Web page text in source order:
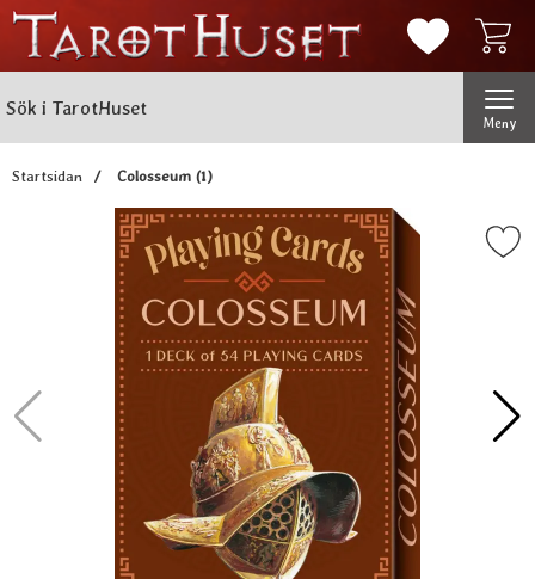
Mina
Meny
Startsidan Colosseum (1)
Markera colosseum